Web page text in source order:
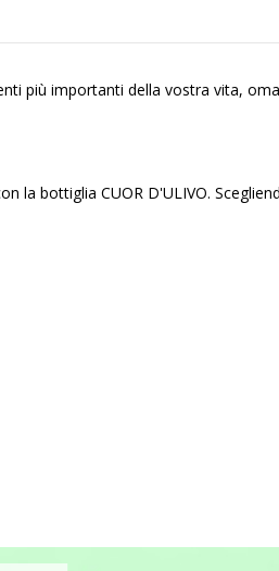
più importanti della vostra vita,
la bottiglia CUOR D'ULIVO.